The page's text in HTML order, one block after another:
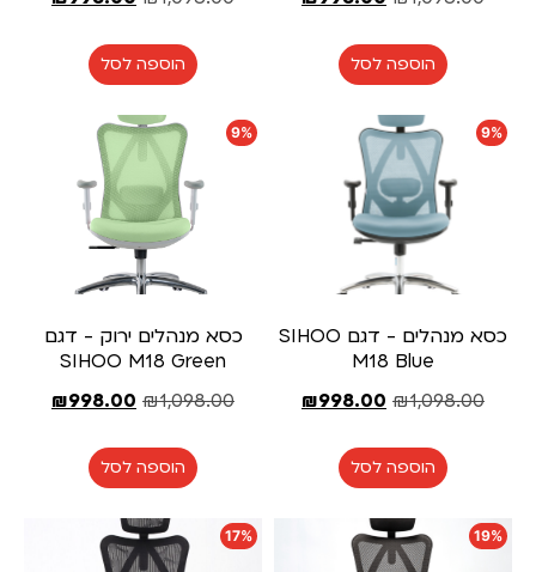
הוספה לסל הוספה לסל
9%
כסא מנהלים - דגם SIHOO
M18 Blue
₪1,098.00
₪998.00
הוספה לסל
9%
כסא מנהלים ירוק - דגם
SIHOO M18 Green
₪1,098.00
₪998.00
הוספה לסל
19%
17%